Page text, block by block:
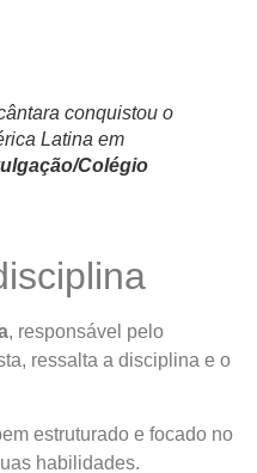
conquistou o
Latina em
Colégio
, responsável pelo
ressalta a disciplina e o
estruturado e focado no
habilidades.